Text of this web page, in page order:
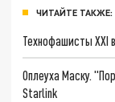
ЧИТАЙТЕ ТАКЖЕ:
Технофашисты XXI
Оплеуха Маску.
Starlink